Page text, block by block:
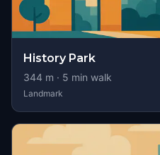
History Park
344 m · 5 min walk
Landmark